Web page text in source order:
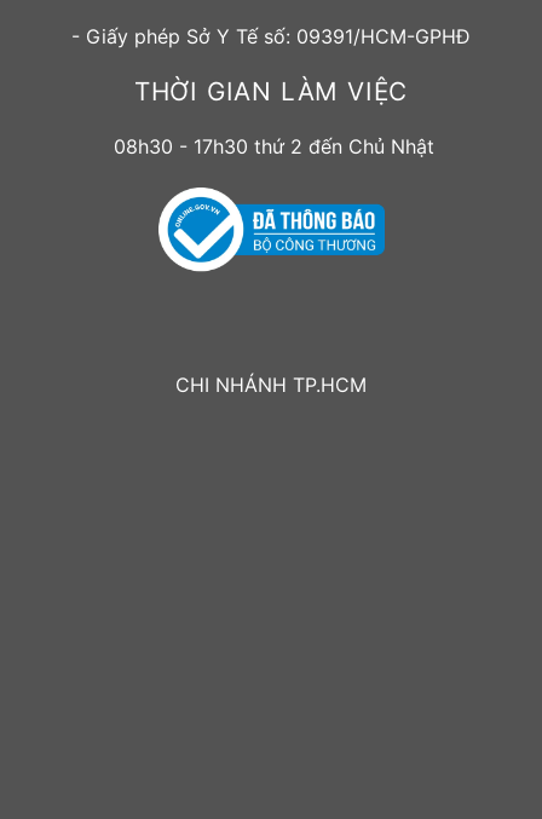
- Giấy phép Sở Y Tế số: 09391/HCM-GPHĐ
THỜI GIAN LÀM VIỆC
08h30 - 17h30 thứ 2 đến Chủ Nhật
CHI NHÁNH TP.HCM